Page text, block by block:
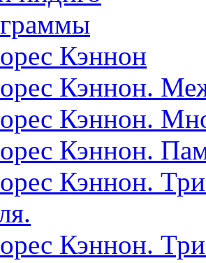
Кэннон
Кэннон.
Кэннон.
Кэннон.
Кэннон.
Кэннон.